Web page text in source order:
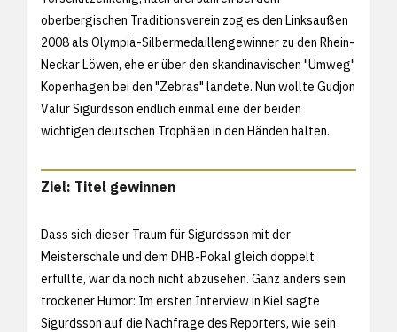
oberbergischen Traditionsverein zog es den Linksaußen
2008 als Olympia-Silbermedaillengewinner zu den Rhein-
Neckar Löwen, ehe er über den skandinavischen "Umweg"
Kopenhagen bei den "Zebras" landete. Nun wollte Gudjon
Valur Sigurdsson endlich einmal eine der beiden
wichtigen deutschen Trophäen in den Händen halten.
Ziel: Titel gewinnen
Dass sich dieser Traum für Sigurdsson mit der
Meisterschale und dem DHB-Pokal gleich doppelt
erfüllte, war da noch nicht abzusehen. Ganz anders sein
trockener Humor: Im ersten Interview in Kiel sagte
Sigurdsson auf die Nachfrage des Reporters, wie sein